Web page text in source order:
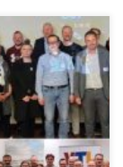
Depots aus
in Stuttgart,
von Ideen,
der
positiven